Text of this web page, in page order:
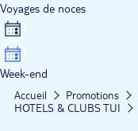
Voyages de noces
Week-end
Accueil Promotions
HOTELS & CLUBS TUI